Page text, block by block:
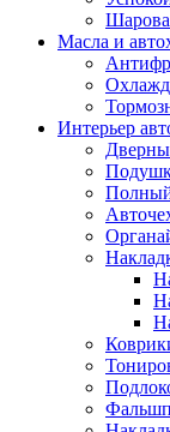
Масла и
Интерьер
Полный